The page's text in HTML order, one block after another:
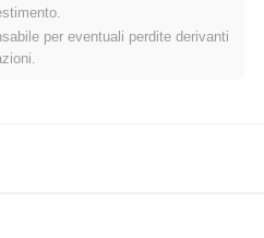
Safe Easter Floki
più ampio?
Floki ha guadagnato
per eventuali perdite derivanti